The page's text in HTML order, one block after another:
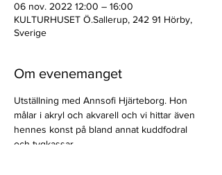
06 nov. 2022 12:00 – 16:00
KULTURHUSET Ö.Sallerup, 242 91 Hörby,
Sverige
Om evenemanget
Utställning med Annsofi Hjärteborg. Hon
målar i akryl och akvarell och vi hittar även
hennes konst på bland annat kuddfodral
och tygkassar.